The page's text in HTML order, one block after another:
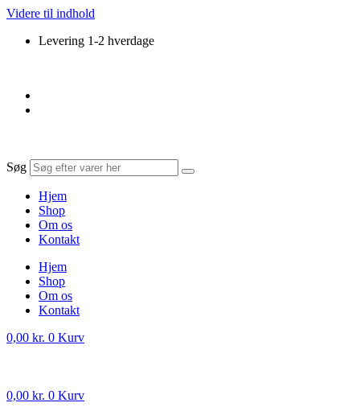
Videre til indhold
Levering 1-2 hverdage
Søg
Hjem
Shop
Om os
Kontakt
Hjem
Shop
Om os
Kontakt
0,00 kr. 0 Kurv
0,00 kr. 0 Kurv